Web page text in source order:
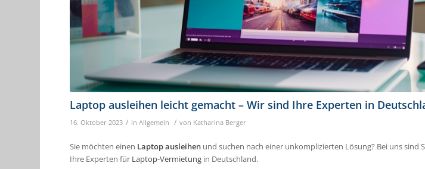
Laptop ausleihen leicht gemacht – Wir sind Ihre Experten in
16. Oktober 2023 / inAllgemein / von Katharina Berger
Sie möchten einen Laptop ausleihen und suchen nach einer unkomplizierten Lösung? Bei uns sind
Ihre Experten für Laptop-Vermietung in Deutschland.